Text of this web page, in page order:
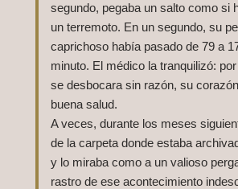
segundo, pegaba un salto como si
un terremoto. En un segundo, su
caprichoso había pasado de 79 a
minuto. El médico la tranquilizó:
se desbocara sin razón, su
buena salud.
A veces, durante los meses
de la carpeta donde estaba
y lo miraba como a un valioso
rastro de ese acontecimiento